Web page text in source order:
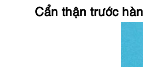
Cẩn thận trước